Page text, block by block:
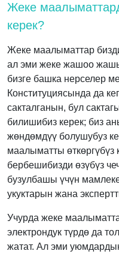
Жеке
керек?
Жеке маалыматтар
ал эми жеке жашоо
бизге башка нерселер
Конституциясында да
сакталганын, бул
билишибиз керек; биз
жөндөмдүү болушубуз
маалыматты өткөргүбүз
бербешибизди өзүбүз
бузулбашы үчүн
укуктарын жана
Учурда жеке
электрондук түрдө да
жатат. Ал эми